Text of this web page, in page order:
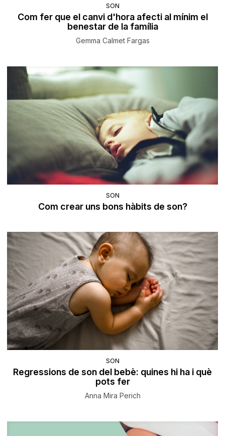
SON
Com fer que el canvi d'hora afecti al mínim el
benestar de la família
Gemma Calmet Fargas
SON
Com crear uns bons hàbits de son?
SON
Regressions de son del bebè: quines hi ha i què
pots fer
Anna Mira Perich